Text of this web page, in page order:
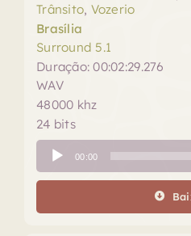
Trânsito, Vozerio
Brasília
Surround 5.1
Duração: 00:02:29.276
WAV
48000 khz
24 bits
Tocador
de
áudio
00:00